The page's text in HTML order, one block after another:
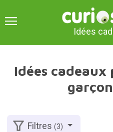
Idées
Idées cadeaux
Filtres(3)